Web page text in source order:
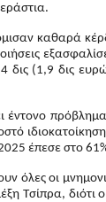
καθαρά
(1,9 δις
έντονο
έπεσε στο
όλες οι
Τσίπρα,